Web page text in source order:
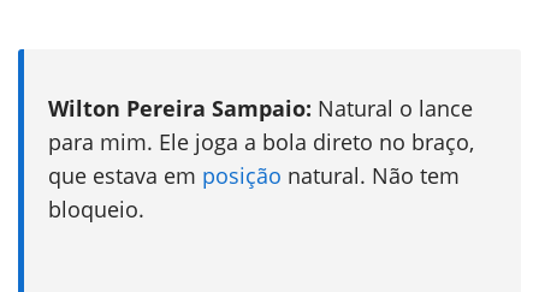
Wilton Pereira Sampaio: Natural o lance
para mim. Ele joga a bola direto no braço,
que estava em posição natural. Não tem
bloqueio.